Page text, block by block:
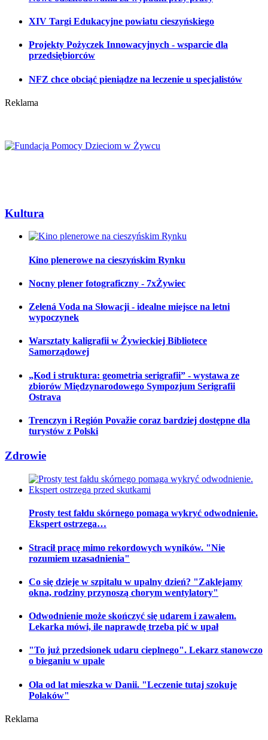
XIV Targi Edukacyjne powiatu cieszyńskiego
Projekty Pożyczek Innowacyjnych - wsparcie dla
przedsiębiorców
NFZ chce obciąć pieniądze na leczenie u specjalistów
Reklama
Kultura
Kino plenerowe na cieszyńskim Rynku
Nocny plener fotograficzny - 7xŻywiec
Zelená Voda na Słowacji - idealne miejsce na letni
wypoczynek
Warsztaty kaligrafii w Żywieckiej Bibliotece
Samorządowej
„Kod i struktura: geometria serigrafii” - wystawa ze
zbiorów Międzynarodowego Sympozjum Serigrafii
Ostrava
Trenczyn i Región Považie coraz bardziej dostępne dla
turystów z Polski
Zdrowie
Prosty test fałdu skórnego pomaga wykryć odwodnienie.
Ekspert ostrzega…
Stracił pracę mimo rekordowych wyników. "Nie
rozumiem uzasadnienia"
Co się dzieje w szpitalu w upalny dzień? "Zaklejamy
okna, rodziny przynoszą chorym wentylatory"
Odwodnienie może skończyć się udarem i zawałem.
Lekarka mówi, ile naprawdę trzeba pić w upał
"To już przedsionek udaru cieplnego". Lekarz stanowczo
o bieganiu w upale
Ola od lat mieszka w Danii. "Leczenie tutaj szokuje
Polaków"
Reklama